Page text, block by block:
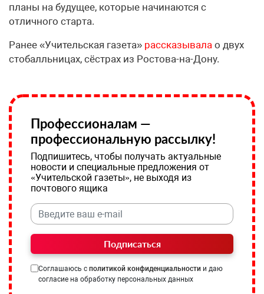
планы на будущее, которые начинаются с
отличного старта.
Ранее «Учительская газета» рассказывала о двух
стобалльницах, сёстрах из Ростова-на-Дону.
Профессионалам —
профессиональную рассылку!
Подпишитесь, чтобы получать актуальные
новости и специальные предложения от
«Учительской газеты», не выходя из
почтового ящика
Подписаться
Соглашаюсь с политикой конфиденциальности и даю
согласие на обработку персональных данных